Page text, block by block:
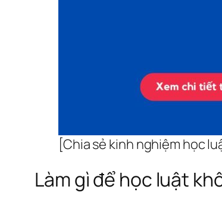
[Chia sẻ kinh nghiệm học
Làm gì để học luật